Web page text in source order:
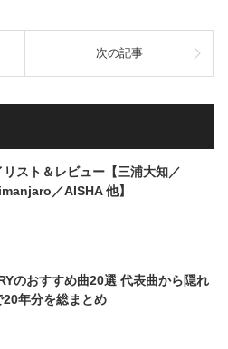
次の記事
リスト＆レビュー【三浦大知／
／AISHA 他】
のおすすめ曲20選 代表曲から隠れ
20年分を総まとめ